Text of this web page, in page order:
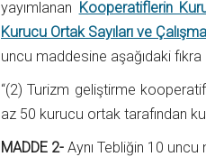
yayımlanan Kooperatiflerin
Kurucu Ortak Sayıları ve
uncu maddesine aşağıdaki
“(2) Turizm geliştirme
az 50 kurucu ortak tarafından
MADDE 2- Aynı Tebliğin 10